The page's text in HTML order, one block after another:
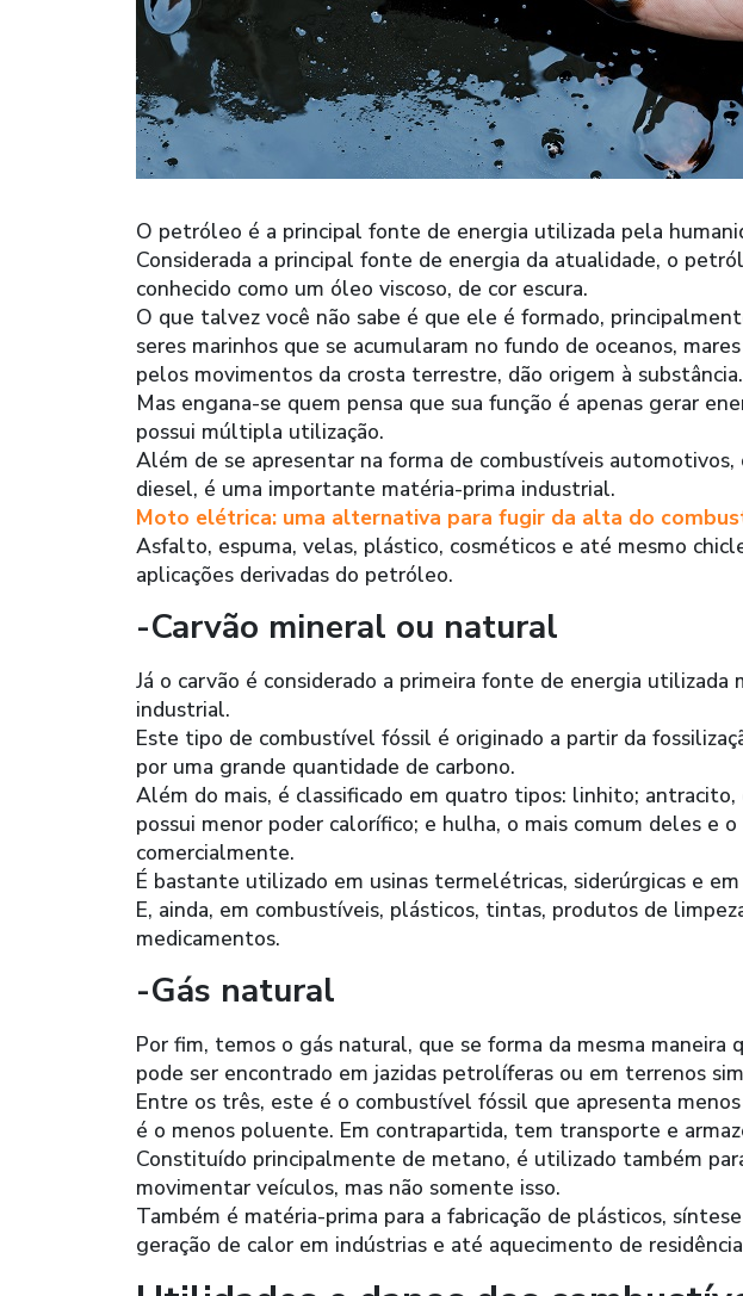
O petróleo é a principal fonte de energia utilizada pela
Considerada a principal fonte de energia da atualidade, o
conhecido como um óleo viscoso, de cor escura.
O que talvez você não sabe é que ele é formado,
seres marinhos que se acumularam no fundo de oceanos,
pelos movimentos da crosta terrestre, dão origem à substância.
Mas engana-se quem pensa que sua função é apenas gerar
possui múltipla utilização.
Além de se apresentar na forma de combustíveis
diesel, é uma importante matéria-prima industrial.
Moto elétrica: uma alternativa para fugir da alta do
Asfalto, espuma, velas, plástico, cosméticos e até mesmo
aplicações derivadas do petróleo.
-Carvão mineral ou natural
Já o carvão é considerado a primeira fonte de energia utilizada
industrial.
Este tipo de combustível fóssil é originado a partir da
por uma grande quantidade de carbono.
Além do mais, é classificado em quatro tipos: linhito; antracito,
possui menor poder calorífico; e hulha, o mais comum deles e
comercialmente.
É bastante utilizado em usinas termelétricas, siderúrgicas e
E, ainda, em combustíveis, plásticos, tintas, produtos de
medicamentos.
-Gás natural
Por fim, temos o gás natural, que se forma da mesma
pode ser encontrado em jazidas petrolíferas ou em terrenos
Entre os três, este é o combustível fóssil que apresenta
é o menos poluente. Em contrapartida, tem transporte e
Constituído principalmente de metano, é utilizado também
movimentar veículos, mas não somente isso.
Também é matéria-prima para a fabricação de plásticos,
geração de calor em indústrias e até aquecimento de